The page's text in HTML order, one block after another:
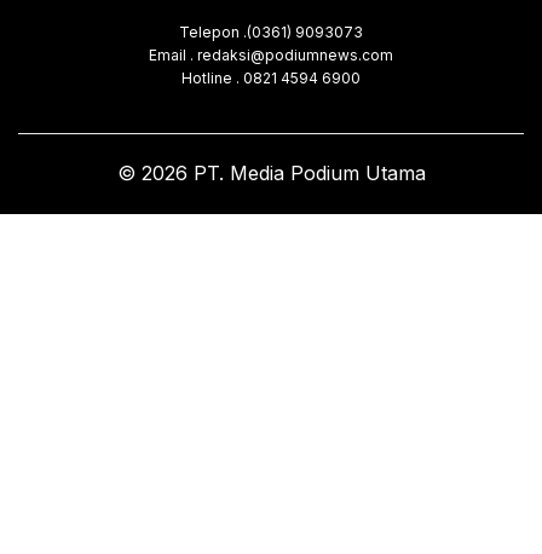
Telepon .(0361) 9093073
Email . redaksi@podiumnews.com
Hotline . 0821 4594 6900
© 2026 PT. Media Podium Utama